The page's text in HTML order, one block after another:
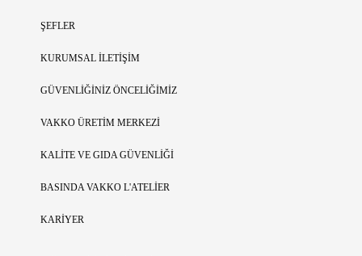
ŞEFLER
KURUMSAL İLETİŞİM
GÜVENLİĞİNİZ ÖNCELİĞİMİZ
VAKKO ÜRETİM MERKEZİ
KALİTE VE GIDA GÜVENLİĞİ
BASINDA VAKKO L'ATELİER
KARİYER